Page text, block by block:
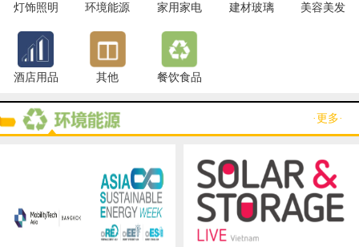
灯饰照明 环境能源 家用家电 建材玻璃 美容美发
酒店用品 其他 餐饮食品
·更多·